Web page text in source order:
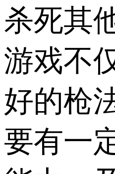
杀死其
游戏不
好的枪
要有一